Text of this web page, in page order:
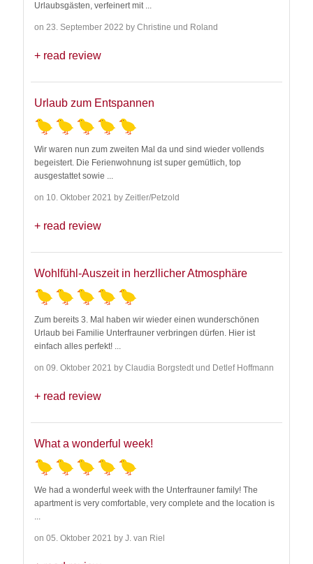
Urlaubsgästen, verfeinert mit ...
on 23. September 2022 by Christine und Roland
read review
Urlaub zum Entspannen
Wir waren nun zum zweiten Mal da und sind wieder vollends
begeistert. Die Ferienwohnung ist super gemütlich, top
ausgestattet sowie ...
on 10. Oktober 2021 by Zeitler/Petzold
read review
Wohlfühl-Auszeit in herzllicher Atmosphäre
Zum bereits 3. Mal haben wir wieder einen wunderschönen
Urlaub bei Familie Unterfrauner verbringen dürfen. Hier ist
einfach alles perfekt! ...
on 09. Oktober 2021 by Claudia Borgstedt und Detlef Hoffmann
read review
What a wonderful week!
We had a wonderful week with the Unterfrauner family! The
apartment is very comfortable, very complete and the location is
...
on 05. Oktober 2021 by J. van Riel